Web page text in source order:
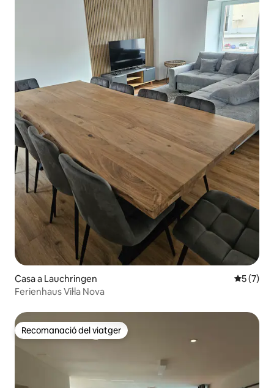
Casa a Lauchringen 5 de
5 (7)
Ferienhaus Vil·la Nova
Recomanació del viatger
Recomanació del viatger